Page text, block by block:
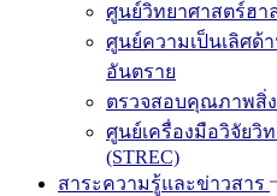
ศูนย์วิทยาศาสตร์ฮา
ศูนย์ความเป็นเลิศด้
อันตราย
ตรวจสอบคุณภาพสิ่
ศูนย์เครื่องมือวิจัยวิ
(STREC)
สาระความรู้และข่าวสาร